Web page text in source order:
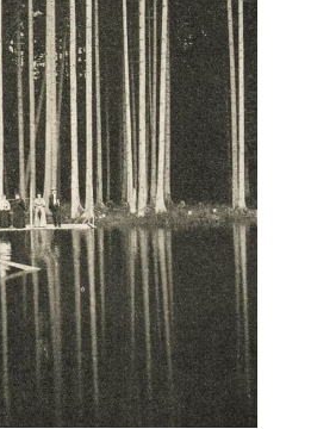
za finanční podpory
Domažlice.
Aktualizováno: 17. 7. 2026|Nahoru ↑